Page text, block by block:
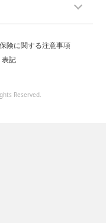
保険に関する注意事項
表記
Reserved.